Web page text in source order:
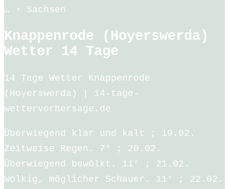
… › Sachsen
Knappenrode (Hoyerswerda)
Wetter 14 Tage
14 Tage Wetter Knappenrode
(Hoyerswerda) | 14-tage-
wettervorhersage.de
Überwiegend klar und kalt ; 19.02.
Zeitweise Regen. 7° ; 20.02.
Überwiegend bewölkt. 11° ; 21.02.
Wolkig, möglicher Schauer. 11° ; 22.02.